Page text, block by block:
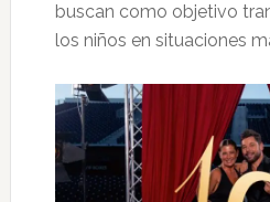
buscan como objetivo
los niños en situaciones